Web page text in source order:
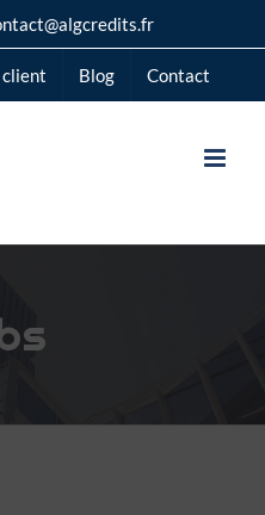
client Blog Contact